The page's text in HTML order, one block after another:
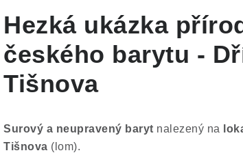
Hezká ukázka
českého barytu -
Tišnova
Surový a neupravený baryt nalezený na
Tišnova (lom).